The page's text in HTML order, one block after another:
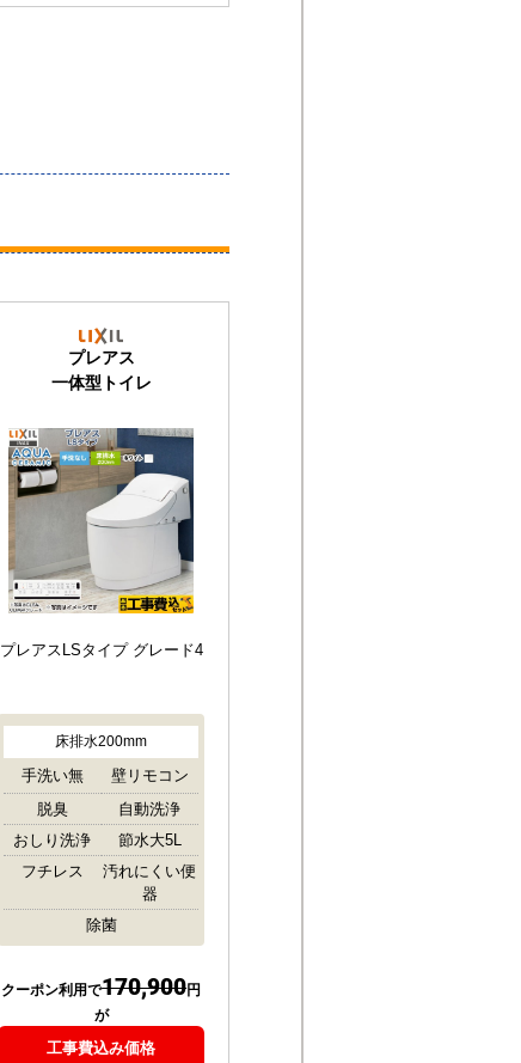
プレアス
一体型トイレ
プレアスLSタイプ グレード4
床排水200mm
手洗い無
壁リモコン
脱臭
自動洗浄
おしり洗浄
節水大5L
フチレス
汚れにくい便
器
除菌
クーポン利用で170,900円
が
工事費込み価格